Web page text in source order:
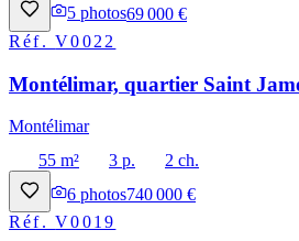
5 photos69 000 €
Réf.V0022
Montélimar, quartier Saint
Montélimar
55 m²
3 p.
2 ch.
6 photos740 000 €
Réf.V0019